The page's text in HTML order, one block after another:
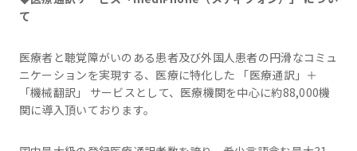
て
医療者と聴覚障がいのある患者及び外国人患者の円滑なコミュ
ニケーションを実現する、医療に特化した 「医療通訳」＋
「機械翻訳」 サービスとして、医療機関を中心に約88,000機
関に導入頂いております。